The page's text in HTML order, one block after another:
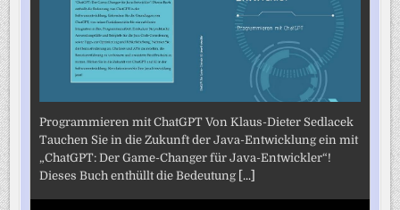
Programmieren mit ChatGPT Von Klaus-Dieter Sedlacek
Tauchen Sie in die Zukunft der Java-Entwicklung ein mit
„ChatGPT: Der Game-Changer für Java-Entwickler“!
Dieses Buch enthüllt die Bedeutung [...]